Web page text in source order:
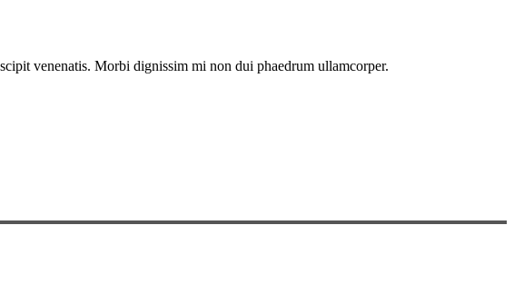
venenatis. Morbi dignissim mi non dui phaedrum ullamcorper.